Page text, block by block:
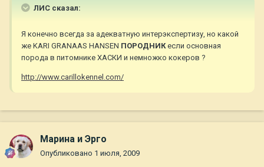
ЛИС сказал:
Я конечно всегда за адекватную интерэкспертизу, но какой
же KARI GRANAAS HANSEN ПОРОДНИКесли основная
порода в питомнике ХАСКИ и немножко кокеров ?
http://www.carillokennel.com/
Марина и Эрго
Опубликовано 1 июля, 2009